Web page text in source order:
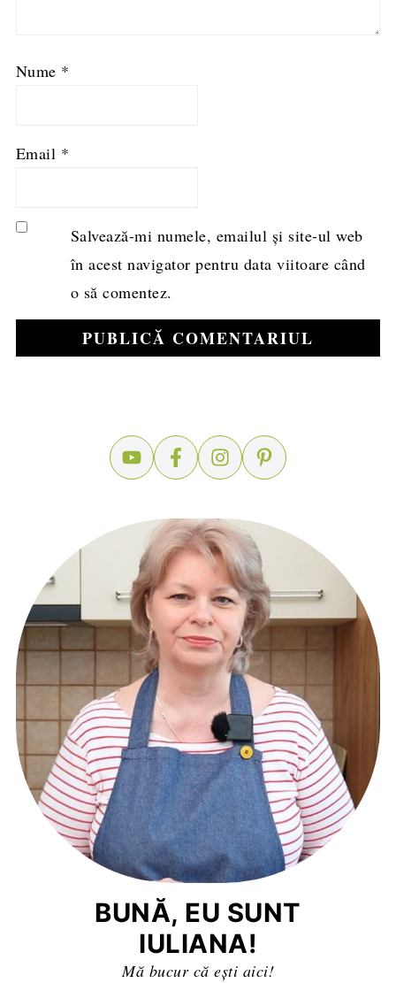
Nume *
Email *
Salvează-mi numele, emailul și site-ul web
în acest navigator pentru data viitoare când
o să comentez.
BUNĂ, EU SUNT
IULIANA!
Mă bucur că ești aici!